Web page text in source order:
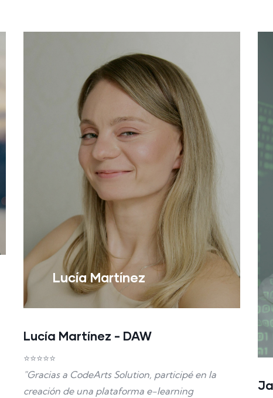
Lucía Martínez
Lucía Martínez - DAW
⭐⭐⭐⭐⭐
"Gracias a CodeArts Solution, participé en la
creación de una plataforma e-learning